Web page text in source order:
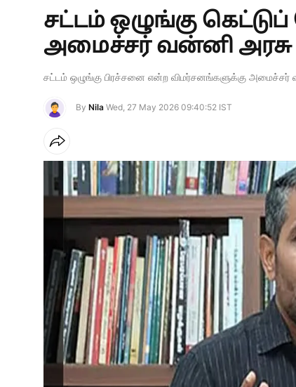
சட்டம் ஒழுங்கு
அமைச்சர் வன்னி அரசு
சட்டம் ஒழுங்கு பிரச்சனை என்ற விமர்சனங்களுக்கு அமைச்சர்
By Nila Wed, 27 May 2026 09:40:52 IST